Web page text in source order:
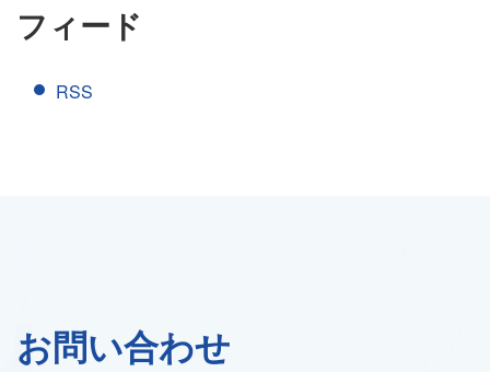
フィード
RSS
お問い合わせ